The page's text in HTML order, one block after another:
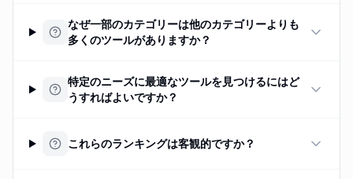
なぜ一部のカテゴリーは他のカテゴリーよりも
多くのツールがありますか？
特定のニーズに最適なツールを見つけるにはど
うすればよいですか？
これらのランキングは客観的ですか？